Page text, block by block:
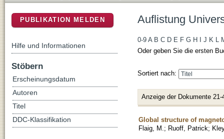
Auflistung
0-9 A B C D E F G H J K L
Oder geben Sie die ersten
Sortiert nach:
Anzeige der Dokumente 21-
Global structure of
Flaig, M. ; Ruoff, Patrick;
PUBLIKATION MELDEN
Hilfe und Informationen
Stöbern
Erscheinungsdatum
Autoren
Titel
DDC-Klassifikation